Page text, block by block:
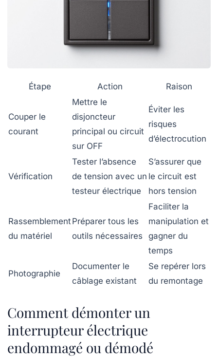
Étape Action Raison
Couper le
courant
Mettre le
disjoncteur
principal ou circuit
sur OFF
Éviter les
risques
d’électrocution
Vérification
Tester l’absence
de tension avec un
testeur électrique
S’assurer que
le circuit est
hors tension
Rassemblement
du matériel
Préparer tous les
outils nécessaires
Faciliter la
manipulation et
gagner du
temps
Photographie
Documenter le
câblage existant
Se repérer lors
du remontage
Comment démonter un
interrupteur électrique
endommagé ou démodé